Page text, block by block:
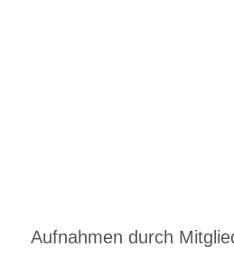
Aufnahmen durch